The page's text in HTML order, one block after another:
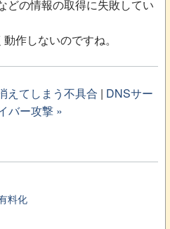
どの情報の取得に失敗してい
作しないのですね。
えてしまう不具合 | DNSサー
バー攻撃 »
料化